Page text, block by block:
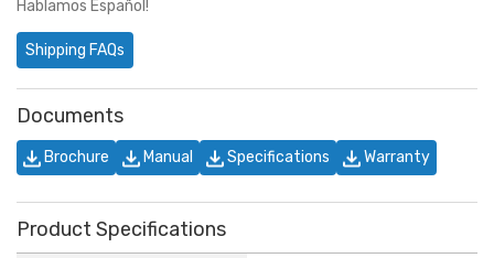
Hablamos Español!
Shipping FAQs
Documents
Brochure Manual Specifications Warranty
Product Specifications